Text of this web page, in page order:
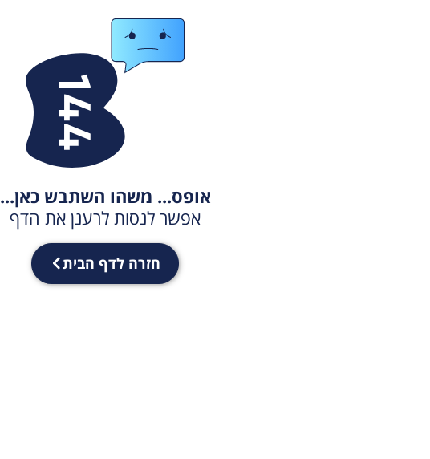
אופס... משהו השתבש כאן...
אפשר לנסות לרענן את הדף
חזרה לדף הבית